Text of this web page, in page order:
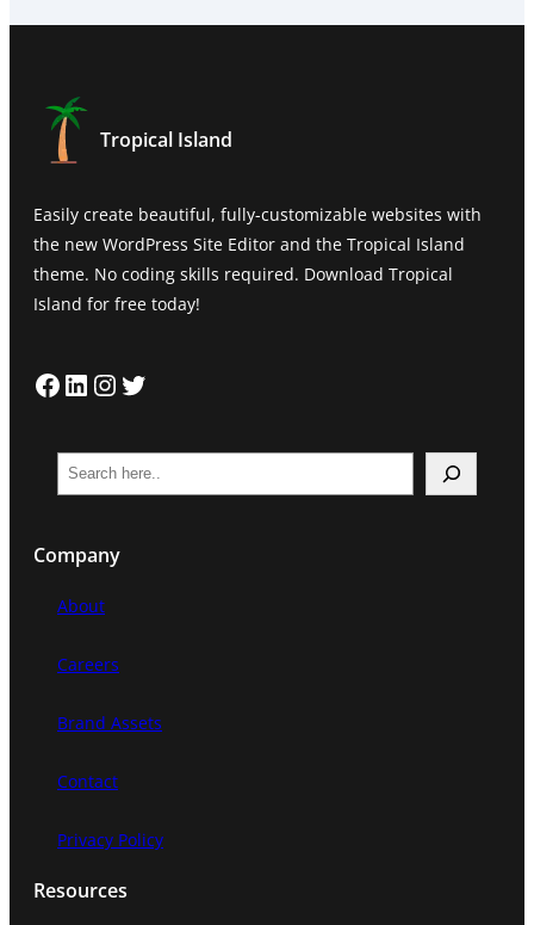
Tropical Island
Easily create beautiful, fully-customizable websites with
the new WordPress Site Editor and the Tropical Island
theme. No coding skills required. Download Tropical
Island for free today!
Facebook LinkedIn InstagramTwitter
e
r
c
Company
About
Careers
Brand Assets
Contact
Privacy Policy
Resources